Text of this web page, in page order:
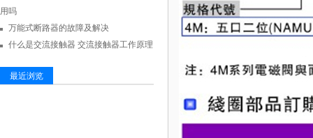
用吗
万能式断路器的故障及解决
什么是交流接触器 交流接触器工作原理
最近浏览